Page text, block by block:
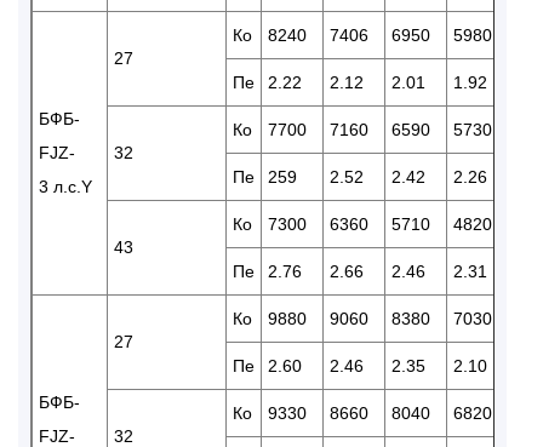
БФБ-
FJZ-
3 л.с.Y
27
Ко 8240 7406 6950 5980
Пе 2.22 2.12 2.01 1.92
32
Ко 7700 7160 6590 5730
Пе 259 2.52 2.42 2.26
43
Ко 7300 6360 5710 4820
Пе 2.76 2.66 2.46 2.31
БФБ-
FJZ-
27
Ко 9880 9060 8380 7030
Пе 2.60 2.46 2.35 2.10
32
Ко 9330 8660 8040 6820